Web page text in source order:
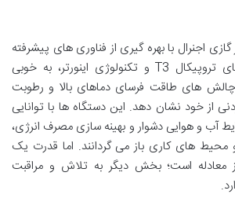
اجنرال با بهره گیری از فناوری های پیشرفته
ای همچون کمپرسورهای تروپیکال T3 و تکنولوژی اینورتر، به خوبی
چالش های طاقت فرسای دماهای بالا و رطوبت
از خود نشان دهد. این دستگاه ها با توانایی
آب و هوایی دشوار و بهینه سازی مصرف انرژی،
محیط های کاری باز می گردانند. اما قدرت یک
معادله است؛ بخش دیگر به تلاش و مراقبت